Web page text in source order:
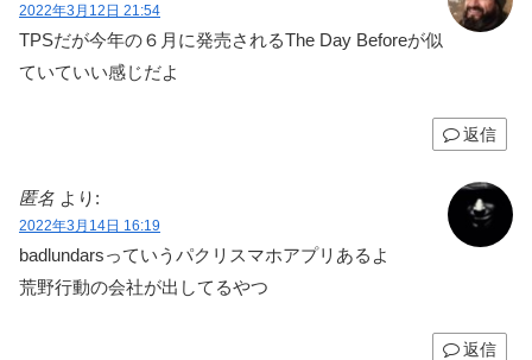
2022年3月12日 21:54
TPSだが今年の６月に発売されるThe Day Beforeが似
ていていい感じだよ
返信
匿名 より:
2022年3月14日 16:19
badlundarsっていうパクリスマホアプリあるよ
荒野行動の会社が出してるやつ
返信